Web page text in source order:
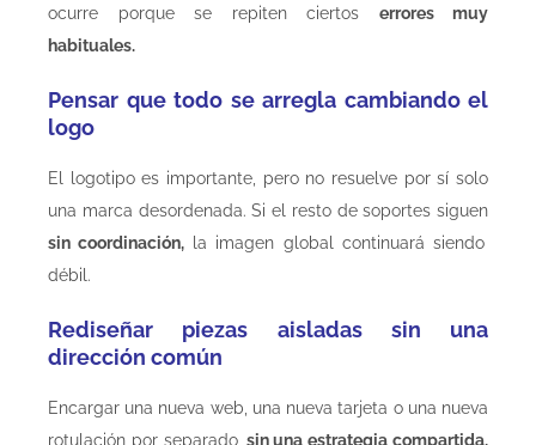
ocurre porque se repiten ciertos errores muy
habituales.
Pensar que todo se arregla cambiando el
logo
El logotipo es importante, pero no resuelve por sí solo
una marca desordenada. Si el resto de soportes siguen
sin coordinación, la imagen global continuará siendo
débil.
Rediseñar piezas aisladas sin una
dirección común
Encargar una nueva web, una nueva tarjeta o una nueva
rotulación por separado, sin una estrategia compartida,